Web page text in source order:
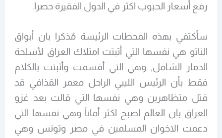
رفع أسعار الحبوب اكثر في الدول الفقيرة حصرا.
سأكتفي بهذه المحطات الرئيسة مُذكرا بان أبواق
الناتو هي نفسها التي أثبتت امتلاك العراق لأسلحة
الدمار الشامل, وهي التي أقسمت وأثبتت بالكلام
فقط بأن الرئيس الليبي الراحل معمر القذافي قد
قتل متظاهرين وهي نفسها التي قالت بعد غزو
العراق بان العالم اصبح اكثر أماناً وهي نفسها التي
دعمت الاخوان المسلمين في مصر وتونس وهي